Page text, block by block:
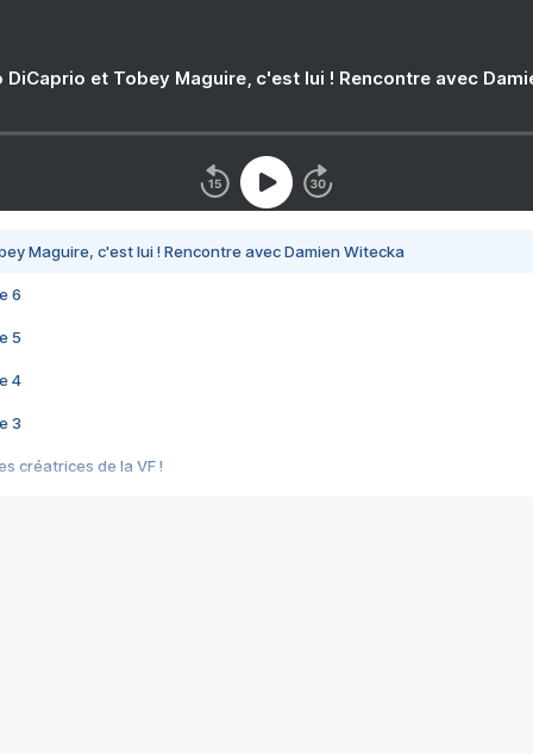
DiCaprio et Tobey Maguire, c'est lui ! Rencontre avec
Maguire, c'est lui ! Rencontre avec Damien Witecka
6
5
4
3
créatrices de la VF !